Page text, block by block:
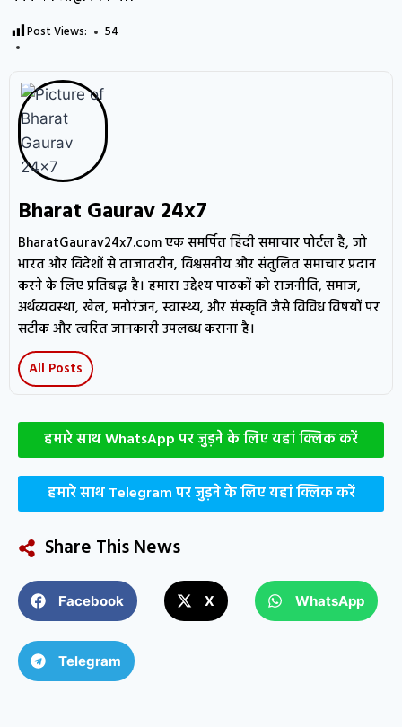
Post Views: 54
Bharat Gaurav 24x7
BharatGaurav24x7.com एक समर्पित हिंदी समाचार पोर्टल है, जो
भारत और विदेशों से ताजातरीन, विश्वसनीय और संतुलित समाचार प्रदान
करने के लिए प्रतिबद्ध है। हमारा उद्देश्य पाठकों को राजनीति, समाज,
अर्थव्यवस्था, खेल, मनोरंजन, स्वास्थ्य, और संस्कृति जैसे विविध विषयों पर
सटीक और त्वरित जानकारी उपलब्ध कराना है।
All Posts
हमारे साथ WhatsApp पर जुड़ने के लिए यहां क्लिक करें
हमारे साथ Telegram पर जुड़ने के लिए यहां क्लिक करें
Share This News
Facebook X WhatsApp
Telegram